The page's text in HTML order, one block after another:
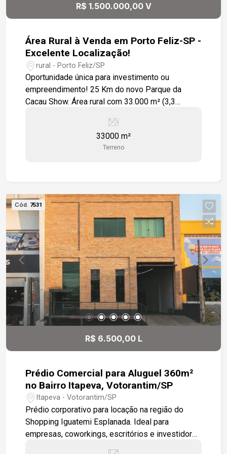
R$ 1.500.000,00 V
Área Rural à Venda em Porto Feliz-SP -
Excelente Localização!
rural - Porto Feliz/SP
Oportunidade única para investimento ou
empreendimento! 25 Km do novo Parque da
Cacau Show. Área rural com 33.000 m² (3,3
poucos minutos do perímetro urbano e com fácil
acesso à Rodovia Castelo Branco. Destaques do
imóvel: Localização estratégica, região de
aproveitamento. Região em constante
valorização. A combinação entre a tranquilidade
do campo e a proximidade da cidade faz desta
propriedade uma excelente opção para quem
busca qualidade de vida ou um investimento
seguro em uma das regiões que mais cresce no
interior paulista. Área total: 33.000 m²
33000 m²
Terreno
Cód. 7531
R$ 6.500,00 L
Prédio Comercial para Aluguel 360m²
no Bairro Itapeva, Votorantim/SP
Itapeva - Votorantim/SP
Prédio corporativo para locação na região do
Shopping Iguatemi Esplanada. Ideal para
empresas, coworkings, escritórios e investidores